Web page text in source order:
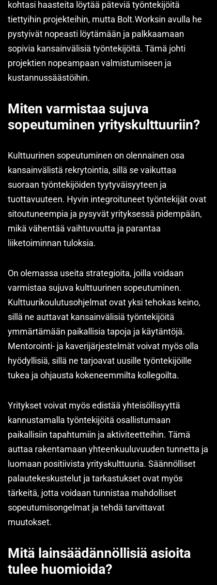
kohtasi haasteita löytää päteviä työntekijöitä
tiettyihin projekteihin, mutta Bolt.Worksin avulla he
pystyivät nopeasti löytämään ja palkkaamaan
sopivia kansainvälisiä työntekijöitä. Tämä johti
projektien nopeampaan valmistumiseen ja
kustannussäästöihin.
Miten varmistaa sujuva
sopeutuminen yrityskulttuuriin?
Kulttuurinen sopeutuminen on olennainen osa
kansainvälistä rekrytointia, sillä se vaikuttaa
suoraan työntekijöiden tyytyväisyyteen ja
tuottavuuteen. Hyvin integroituneet työntekijät ovat
sitoutuneempia ja pysyvät yrityksessä pidempään,
mikä vähentää vaihtuvuutta ja parantaa
liiketoiminnan tuloksia.
On olemassa useita strategioita, joilla voidaan
varmistaa sujuva kulttuurinen sopeutuminen.
Kulttuurikoulutusohjelmat ovat yksi tehokas keino,
sillä ne auttavat kansainvälisiä työntekijöitä
ymmärtämään paikallisia tapoja ja käytäntöjä.
Mentorointi- ja kaverijärjestelmät voivat myös olla
hyödyllisiä, sillä ne tarjoavat uusille työntekijöille
tukea ja ohjausta kokeneemmilta kollegoilta.
Yritykset voivat myös edistää yhteisöllisyyttä
kannustamalla työntekijöitä osallistumaan
paikallisiin tapahtumiin ja aktiviteetteihin. Tämä
auttaa rakentamaan yhteenkuuluvuuden tunnetta ja
luomaan positiivista yrityskulttuuria. Säännölliset
palautekeskustelut ja tarkastukset ovat myös
tärkeitä, jotta voidaan tunnistaa mahdolliset
sopeutumisongelmat ja tehdä tarvittavat
muutokset.
Mitä lainsäädännöllisiä asioita
tulee huomioida?